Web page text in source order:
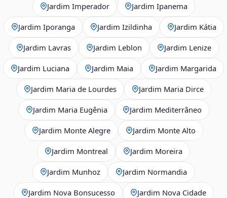
Jardim Imperador Jardim Ipanema
Jardim Iporanga Jardim Izildinha Jardim Kátia
Jardim Lavras Jardim Leblon Jardim Lenize
Jardim Luciana Jardim Maia Jardim Margarida
Jardim Maria de Lourdes Jardim Maria Dirce
Jardim Maria Eugênia Jardim Mediterrâneo
Jardim Monte Alegre Jardim Monte Alto
Jardim Montreal Jardim Moreira
Jardim Munhoz Jardim Normandia
Jardim Nova Bonsucesso Jardim Nova Cidade